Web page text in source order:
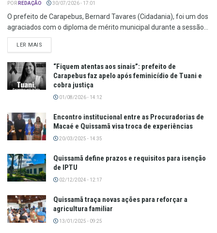
POR REDAÇÃO 30/07/2026 - 17:01
O prefeito de Carapebus, Bernard Tavares (Cidadania), foi um dos
agraciados com o diploma de mérito municipal durante a sessão...
LER MAIS
“Fiquem atentas aos sinais”: prefeito de
Carapebus faz apelo após feminicídio de Tuani e
cobra justiça
01/08/2026 - 14:12
Encontro institucional entre as Procuradorias de
Macaé e Quissamã visa troca de experiências
20/03/2025 - 14:35
Quissamã define prazos e requisitos para isenção
de IPTU
02/12/2024 - 12:17
Quissamã traça novas ações para reforçar a
agricultura familiar
13/01/2025 - 09:25